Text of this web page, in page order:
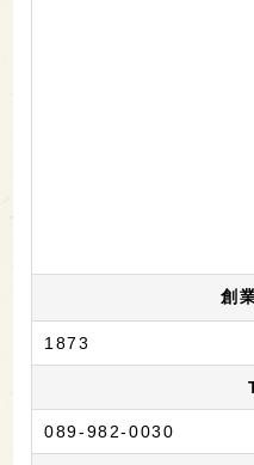
創
1873
089-982-0030